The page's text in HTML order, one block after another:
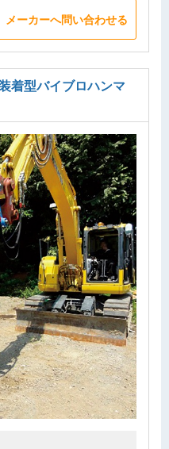
メーカーへ問い合わせる
着型バイブロハンマ